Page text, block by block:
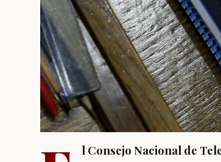
l Consejo Nacional de